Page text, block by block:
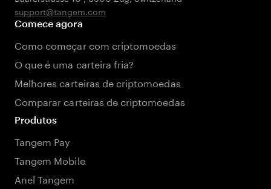
support@tangem.com
Comece agora
Como começar com criptomoedas
O que é uma carteira fria?
Melhores carteiras de criptomoedas
Comparar carteiras de criptomoedas
Produtos
Tangem Pay
Tangem Mobile
Anel Tangem